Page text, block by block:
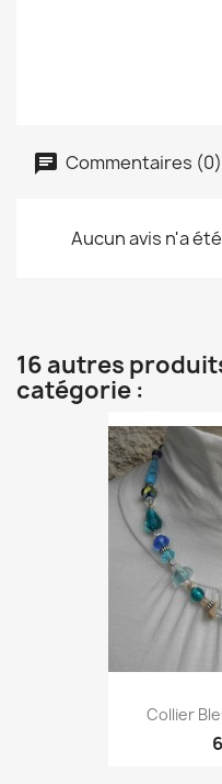
Commentaires (0)
Aucun avis n'a
16 autres
catégorie :
Collier